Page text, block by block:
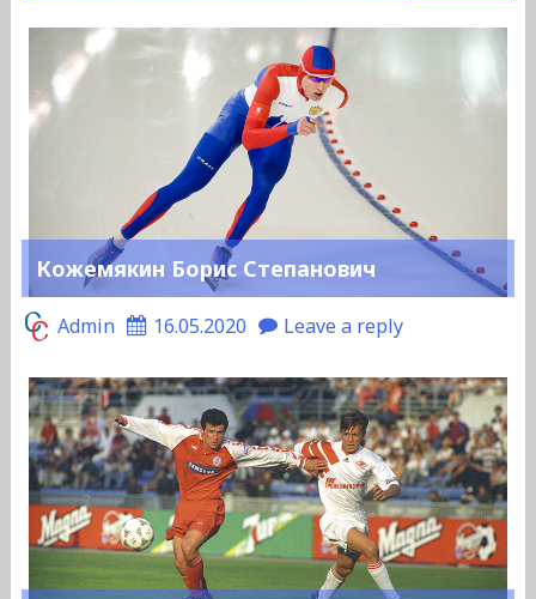
Кожемякин Борис Степанович
Admin 16.05.2020 Leave a reply